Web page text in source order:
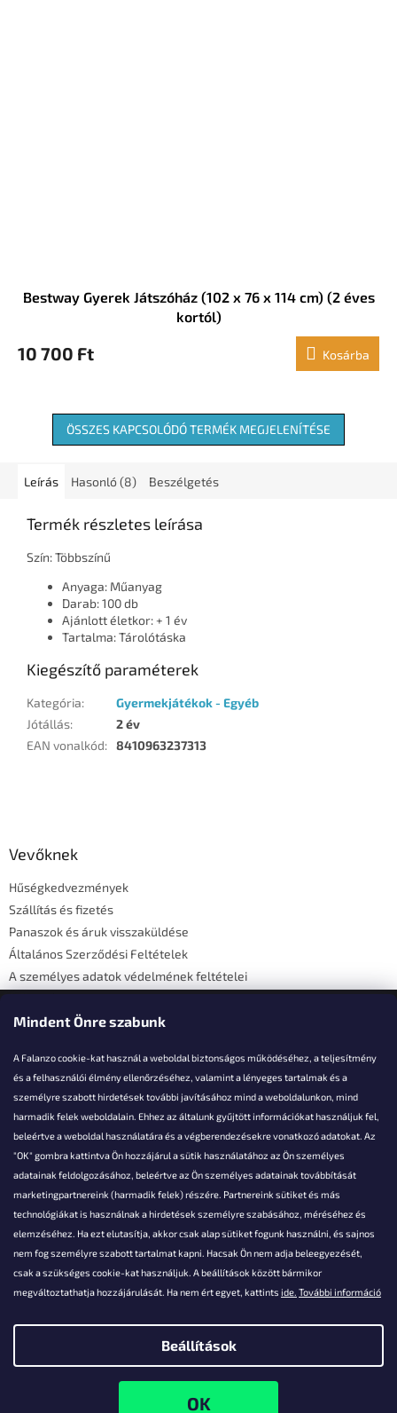
Mindent Önre szabunk
A Falanzo cookie-kat használ a weboldal biztonságos működéséhez, a teljesítmény
és a felhasználói élmény ellenőrzéséhez, valamint a lényeges tartalmak és a
személyre szabott hirdetések további javításához mind a weboldalunkon, mind
harmadik felek weboldalain. Ehhez az általunk gyűjtött információkat használjuk fel,
beleértve a weboldal használatára és a végberendezésekre vonatkozó adatokat. Az
"OK" gombra kattintva Ön hozzájárul a sütik használatához az Ön személyes
adatainak feldolgozásához, beleértve az Ön személyes adatainak továbbítását
marketingpartnereink (harmadik felek) részére. Partnereink sütiket és más
technológiákat is használnak a hirdetések személyre szabásához, méréséhez és
elemzéséhez. Ha ezt elutasítja, akkor csak alap sütiket fogunk használni, és sajnos
nem fog személyre szabott tartalmat kapni. Hacsak Ön nem adja beleegyezését,
csak a szükséges cookie-kat használjuk. A beállítások között bármikor
megváltoztathatja hozzájárulását. Ha nem ért egyet, kattints ide. További információ
Beállítások
Bestway Gyerek Játszóház (102 x 76 x 114 cm) (2 éves
kortól)
10 700 Ft Kosárba
ÖSSZES KAPCSOLÓDÓ TERMÉK MEGJELENÍTÉSE
Leírás Hasonló (8) Beszélgetés
Termék részletes leírása
Szín: Többszínű
Anyaga: Műanyag
Darab: 100 db
Ajánlott életkor: + 1 év
Tartalma: Tárolótáska
Kiegészítő paraméterek
Kategória:
Gyermekjátékok - Egyéb
Jótállás:
2 év
EAN vonalkód: 8410963237313
Vevőknek
Hűségkedvezmények
Szállítás és fizetés
Panaszok és áruk visszaküldése
Általános Szerződési Feltételek
A személyes adatok védelmének feltételei
Elérhetőségi adatok
Akarsz kérdezni valamit?
info@falanzo.hu